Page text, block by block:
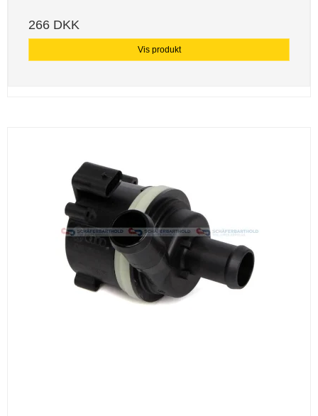
266 DKK
Vis produkt